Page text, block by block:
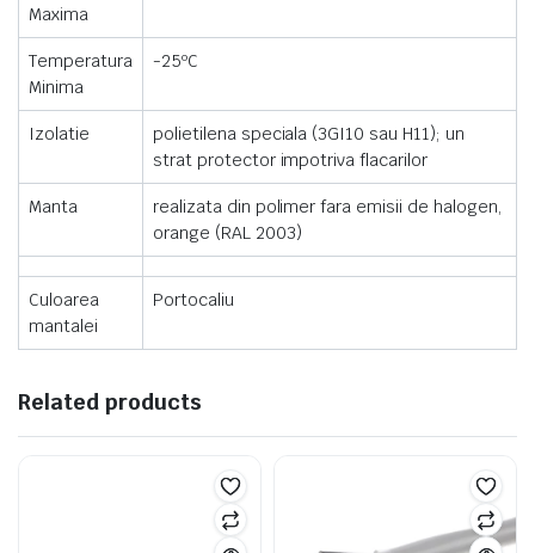
Maxima
Temperatura
Minima
-25ºC
Izolatie
polietilena speciala (3GI10 sau H11); un
strat protector impotriva flacarilor
Manta
realizata din polimer fara emisii de halogen,
orange (RAL 2003)
Culoarea
mantalei
Portocaliu
Related products